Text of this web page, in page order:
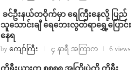
⁩ ⁨ခင်ဦးနယ်တဝိုက်မှာ ရေကြီးနေလို့ ပြည်
သူသောင်းချီ ရေဘေးလွတ်ရာရွှေ့ပြောင်း
နေရ
by ကျော်ကြီး ၄ နာရီ အကြာက 6 views
ကိုရီးယားက ၈၈၈၈ အကြိုပွဲကို ကိုရီး